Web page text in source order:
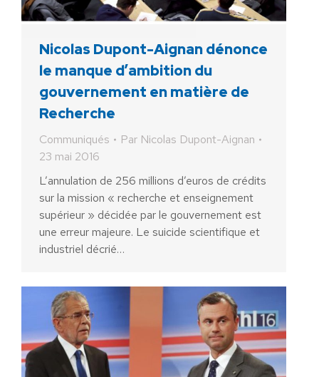
Nicolas Dupont-Aignan dénonce
le manque d’ambition du
gouvernement en matière de
Recherche
Communiqués Par Nicolas Dupont-Aignan
23 mai 2016
L’annulation de 256 millions d’euros de crédits
sur la mission « recherche et enseignement
supérieur » décidée par le gouvernement est
une erreur majeure. Le suicide scientifique et
industriel décrié…